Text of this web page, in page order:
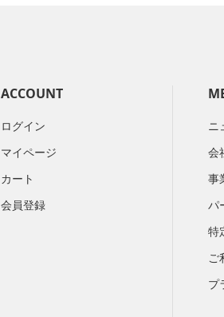
ACCOUNT
ログイン
マイページ
カート
会員登録
ニ
会
事
パ
特
ご
プ